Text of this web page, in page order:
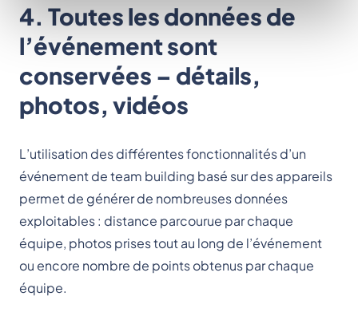
4. Toutes les données de
l’événement sont
conservées – détails,
photos, vidéos
L’utilisation des différentes fonctionnalités d’un
événement de team building basé sur des appareils
permet de générer de nombreuses données
exploitables : distance parcourue par chaque
équipe, photos prises tout au long de l’événement
ou encore nombre de points obtenus par chaque
équipe.